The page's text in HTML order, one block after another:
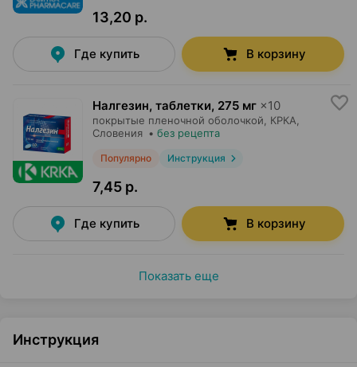
13,20 р.
Где купить В корзину
Налгезин, таблетки, 275 мг ×10
покрытые пленочной оболочкой, КРКА
Словения • без рецепта
Популярно Инструкция
7,45 р.
Где купить В корзину
Показать еще
Инструкция